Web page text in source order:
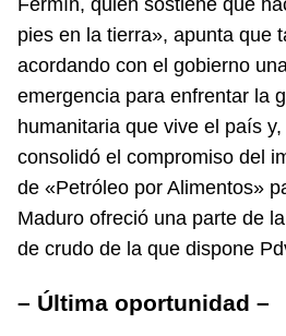
pies en la tierra», apunta que
acordando con el gobierno
emergencia para enfrentar la
humanitaria que vive el país
consolidó el compromiso del
de «Petróleo por Alimentos»
Maduro ofreció una parte de
de crudo de la que dispone
– Última oportunidad –